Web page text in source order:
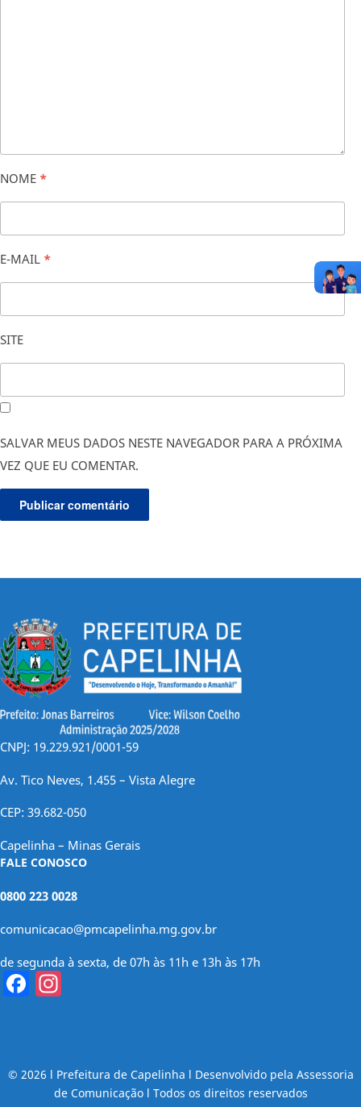
NOME *
E-MAIL *
SITE
SALVAR MEUS DADOS NESTE NAVEGADOR PARA A PRÓXIMA
VEZ QUE EU COMENTAR.
CNPJ: 19.229.921/0001-59
Av. Tico Neves, 1.455 – Vista Alegre
CEP: 39.682-050
Capelinha – Minas Gerais
FALE CONOSCO
0800 223 0028
comunicacao@pmcapelinha.mg.gov.br
de segunda à sexta, de 07h às 11h e 13h às 17h
Facebook
© 2026 l Prefeitura de Capelinha l Desenvolvido pela Assessoria
de Comunicação l Todos os direitos reservados